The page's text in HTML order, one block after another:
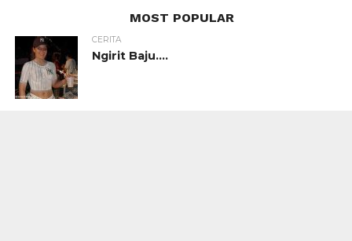
MOST POPULAR
CERITA
Ngirit Baju….